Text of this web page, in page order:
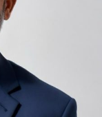
online,
și
pardoseala
simplu senzația